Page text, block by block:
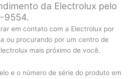
da Electrolux pelo
9554.
em contato com a Electrolux por
ou procurando por um centro de
mais próximo de você.
e o número de série do produto em